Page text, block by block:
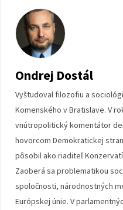
Ondrej Dostál
Vyštudoval filozofiu a
Komenského v Bratislave. V
vnútropolitický komentátor
hovorcom Demokratickej
pôsobil ako riaditeľ
Zaoberá sa problematikou
spoločnosti, národnostných
Európskej únie. V